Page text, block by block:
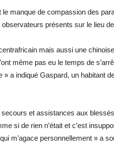
le manque de compassion des
présents sur le lieu
mais aussi une
même pas eu le temps de
» a indiqué Gaspard, un habitant
et assistances aux
si de rien n’était et c’est
m’agace personnellement » a